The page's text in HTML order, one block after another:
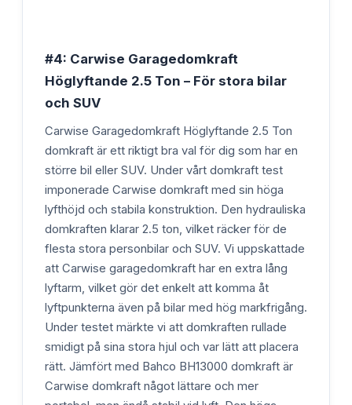
#4: Carwise Garagedomkraft
Höglyftande 2.5 Ton – För stora bilar
och SUV
Carwise Garagedomkraft Höglyftande 2.5 Ton
domkraft är ett riktigt bra val för dig som har en
större bil eller SUV. Under vårt domkraft test
imponerade Carwise domkraft med sin höga
lyfthöjd och stabila konstruktion. Den hydrauliska
domkraften klarar 2.5 ton, vilket räcker för de
flesta stora personbilar och SUV. Vi uppskattade
att Carwise garagedomkraft har en extra lång
lyftarm, vilket gör det enkelt att komma åt
lyftpunkterna även på bilar med hög markfrigång.
Under testet märkte vi att domkraften rullade
smidigt på sina stora hjul och var lätt att placera
rätt. Jämfört med Bahco BH13000 domkraft är
Carwise domkraft något lättare och mer